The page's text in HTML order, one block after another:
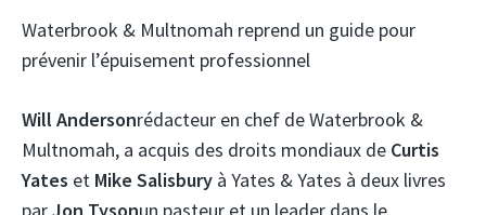
Waterbrook & Multnomah reprend un guide pour
prévenir l’épuisement professionnel
Will Andersonrédacteur en chef de Waterbrook &
Multnomah, a acquis des droits mondiaux de Curtis
Yates et Mike Salisbury à Yates & Yates à deux livres